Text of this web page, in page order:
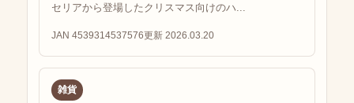
セリアから登場したクリスマス向けのハ...
JAN 4539314537576更新 2026.03.20
雑貨